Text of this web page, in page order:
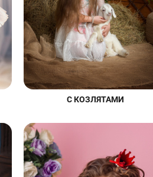
С КОЗЛЯТАМИ